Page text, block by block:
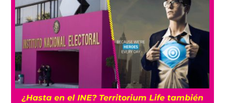
¿Hasta en el INE? Territorium Life también